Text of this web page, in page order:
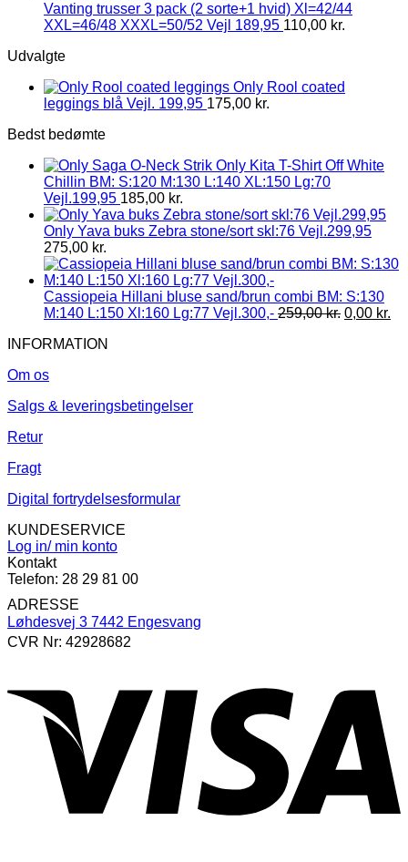
Vanting trusser 3 pack (2 sorte+1 hvid) Xl=42/44
XXL=46/48 XXXL=50/52 Vejl 189,95 110,00 kr.
Udvalgte
Only Rool coated
leggings blå Vejl. 199,95 175,00 kr.
Bedst bedømte
Only Kita T-Shirt Off White
Chillin BM: S:120 M:130 L:140 XL:150 Lg:70
Vejl.199,95 185,00 kr.
Only Yava buks Zebra stone/sort skl:76 Vejl.299,95
275,00 kr.
Cassiopeia Hillani bluse sand/brun combi BM: S:130
M:140 L:150 Xl:160 Lg:77 Vejl.300,- 259,00kr. 0,00 kr.
INFORMATION
Om os
Salgs & leveringsbetingelser
Retur
Fragt
Digital fortrydelsesformular
KUNDESERVICE
Log in/ min konto
Kontakt
Telefon: 28 29 81 00
ADRESSE
Løhdesvej 3 7442 Engesvang
CVR Nr: 42928682